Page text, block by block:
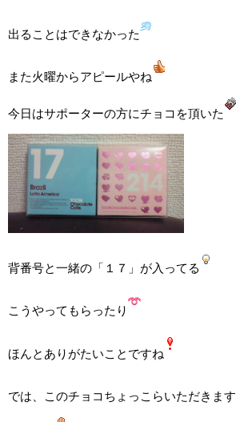
出ることはできなかった
また火曜からアピールやね
今日はサポーターの方にチョコを頂いた
背番号と一緒の「１７」が入ってる
こうやってもらったり
ほんとありがたいことですね
では、このチョコちょっこらいただきます